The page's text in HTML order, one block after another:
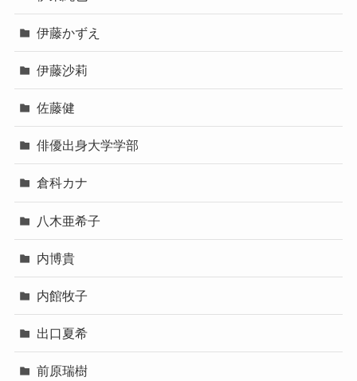
伊藤かずえ
伊藤沙莉
佐藤健
俳優出身大学学部
倉科カナ
八木亜希子
内博貴
内館牧子
出口夏希
前原瑞樹